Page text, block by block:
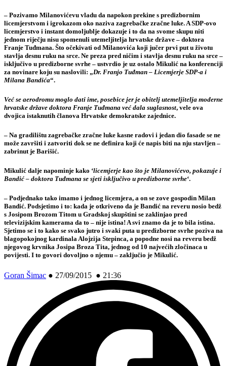
– Pozivamo Milanovićevu vladu da napokon prekine s predizbornim
licemjerstvom i igrokazom oko naziva zagrebačke zračne luke. A SDP-ovo
licemjerstvo i instant domoljublje dokazuje i to da na svome skupu niti
jednom riječju nisu spomenuli utemeljitelja hrvatske države – doktora
Franje Tuđmana. Što očekivati od Milanovića koji jučer prvi put u životu
stavlja desnu ruku na srce. Ne preza pred ničim i stavlja desnu ruku na srce –
isključivo u predizborne svrhe – ustvrdio je uz ostalo Mikulić na konferenciji
za novinare koju su naslovili: „Dr. Franjo Tuđman – Licemjerje SDP-a i
Milana Bandića“.
Već se aerodromu moglo dati ime, posebice jer je obitelj utemeljitelja moderne
hrvatske države doktora Franje Tuđmana već dala suglasnost, vele ova
dvojica istaknutih članova Hrvatske demokratske zajednice.
– Na gradilištu zagrebačke zračne luke kasne radovi i jedan dio fasade se ne
može završiti i zatvoriti dok se ne definira koji će napis biti na nju stavljen –
zabrinut je Barišić.
Mikulić dalje napominje kako ‘licemjerje kao što je Milanovićevo, pokazuje i
Bandić – doktora Tuđmana se sjeti isključivo u predizborne svrhe‘.
– Podjednako tako imamo i jednog licemjera, a on se zove gospodin Milan
Bandić. Podsjetimo i to: kada je otkriveno da je Bandić na reveru nosio bedž
s Josipom Brozom Titom u Gradskoj skupštini se zaklinjao pred
televizijskim kamerama da to – nije istina! A svi znamo da je to bila istina.
Sjetimo se i to kako se svako jutro i svaki puta u predizborne svrhe poziva na
blagopokojnog kardinala Alojzija Stepinca, a popodne nosi na reveru bedž
njegovog krvnika Josipa Broza Tita, jednog od 10 najvećih zločinaca u
povijesti. I to govori dovoljno o njemu – zaključio je Mikulić.
Goran Šimac ● 27/09/2015 ● 21:36